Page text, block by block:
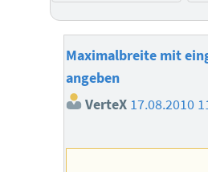
Maximalbreite mit
angeben
VerteX 17.08.2010